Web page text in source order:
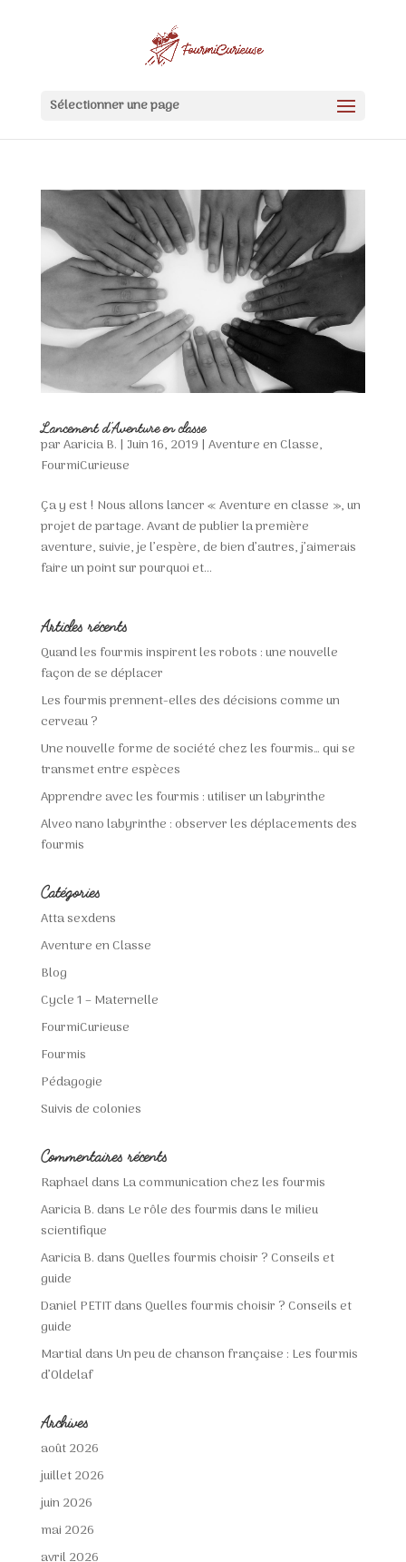
Sélectionner une page
Lancement d’Aventure en classe
parAaricia B. | Juin 16, 2019 | Aventure en Classe,
FourmiCurieuse
Ça y est ! Nous allons lancer « Aventure en classe », un
projet de partage. Avant de publier la première
aventure, suivie, je l’espère, de bien d’autres, j’aimerais
faire un point sur pourquoi et...
Articles récents
Quand les fourmis inspirent les robots : une nouvelle
façon de se déplacer
Les fourmis prennent-elles des décisions comme un
cerveau ?
Une nouvelle forme de société chez les fourmis… qui se
transmet entre espèces
Apprendre avec les fourmis : utiliser un labyrinthe
Alveo nano labyrinthe : observer les déplacements des
fourmis
Catégories
Atta sexdens
Aventure en Classe
Blog
Cycle 1 – Maternelle
FourmiCurieuse
Fourmis
Pédagogie
Suivis de colonies
Commentaires récents
Raphael dans La communication chez les fourmis
Aaricia B. dans Le rôle des fourmis dans le milieu
scientifique
Aaricia B. dansQuelles fourmis choisir ? Conseils et
guide
Daniel PETITdansQuelles fourmis choisir ? Conseils et
guide
Martial dansUn peu de chanson française : Les fourmis
d’Oldelaf
Archives
août 2026
juillet 2026
juin 2026
mai 2026